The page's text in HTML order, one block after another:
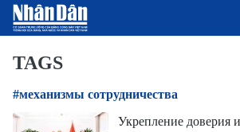
TAGS
#механизмы сотрудничества
Укрепление доверия